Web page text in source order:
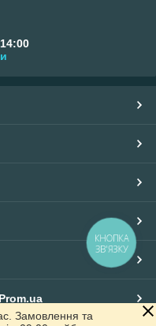
Prom.ua
Замовлення та
КНОПКА
ЗВ'ЯЗКУ